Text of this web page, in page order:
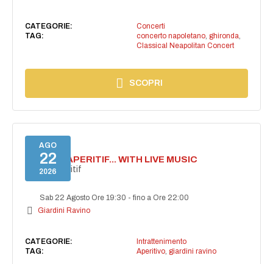
CATEGORIE:
Concerti
TAG:
concerto napoletano, ghironda,
Classical Neapolitan Concert
SCOPRI
AGO
22
2026
SECRET APERITIF... WITH LIVE MUSIC
Secret aperitif
Sab 22 Agosto Ore 19:30 -fino a Ore 22:00
Giardini Ravino
CATEGORIE:
Intrattenimento
TAG:
Aperitivo, giardini ravino